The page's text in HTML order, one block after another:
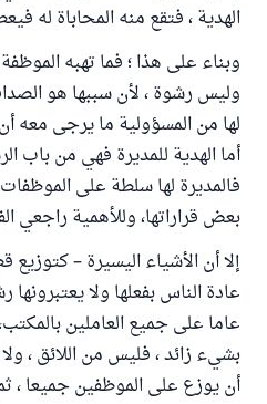
الهدية ، فتقع منه المحاباة له
وبناء على هذا ؛ فما تهبه
وليس رشوة ، لأن سببها هو
لها من المسؤولية ما يرجى معه
أما الهدية للمديرة فهي من باب
فالمديرة لها سلطة على
بعض قراراتها، وللأهمية راجعي
إلا أن الأشياء اليسيرة –
عادة الناس بفعلها ولا يعتبرونها
عاما على جميع العاملين
بشيء زائد ، فليس من اللائق ،
أن يوزع على الموظفين جميعا ،